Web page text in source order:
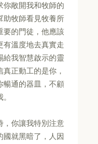
你敞開我和牧師的
助牧師看見牧養所
要的門徒，他應該
有溫度地去真實走
給我智慧啟示的靈
正動工的是你，
暢通的器皿，不顧
，你讓我特別注意
國就黑暗了，人因